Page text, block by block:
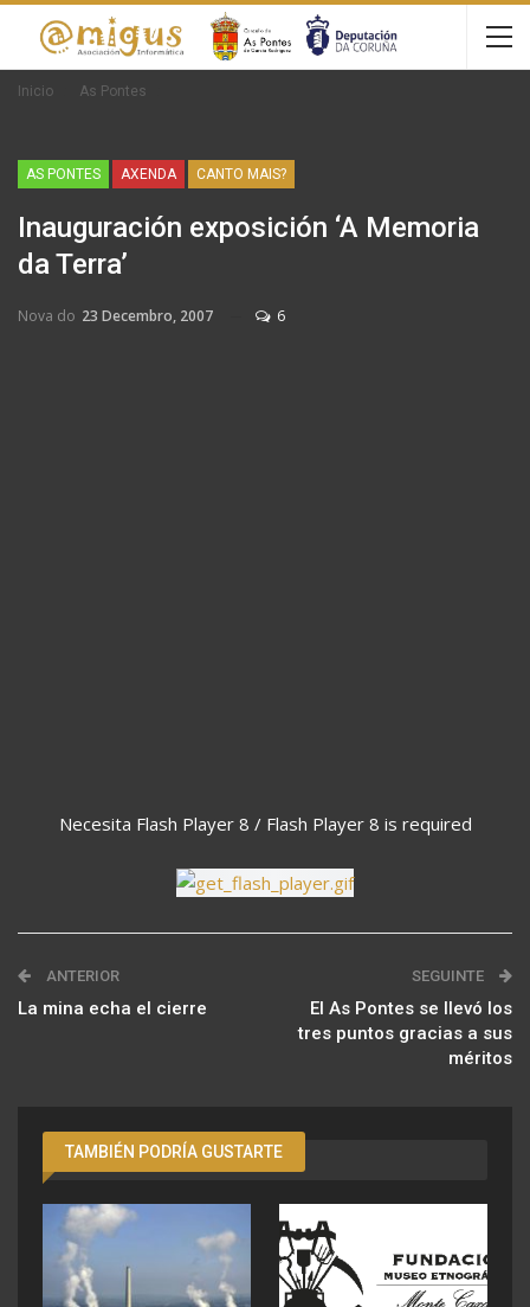
Inicio As Pontes
AS PONTES AXENDA CANTO MAIS?
Inauguración exposición ‘A Memoria
da Terra’
Nova do 23 Decembro, 2007 6
Necesita Flash Player 8 / Flash Player 8 is required
ANTERIOR
La mina echa el cierre
SEGUINTE
El As Pontes se llevó los
tres puntos gracias a sus
méritos
TAMBIÉN PODRÍA GUSTARTE